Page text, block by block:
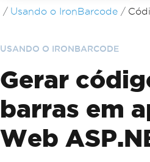
Usando o IronBarcode
USANDO O IRONBARCODE
Gerar
barras em
Web